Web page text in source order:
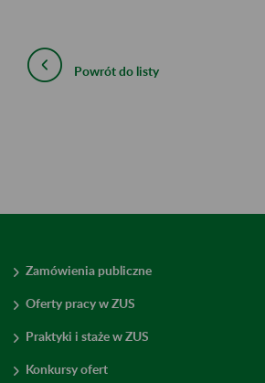
Powrót do listy
Zamówienia publiczne
Oferty pracy w ZUS
Praktyki i staże w ZUS
Konkursy ofert